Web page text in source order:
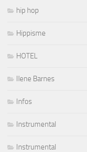
hip hop
Hippisme
HOTEL
Ilene Barnes
Infos
Instrumental
Instrumental